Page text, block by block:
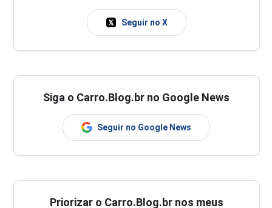
Seguir no X
Siga o Carro.Blog.br no Google News
Seguir no Google News
Priorizar o Carro.Blog.br nos meus